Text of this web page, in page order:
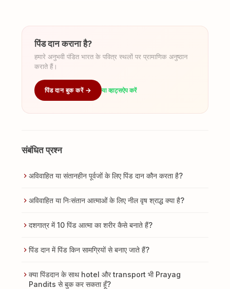
पिंड दान कराना है?
हमारे अनुभवी पंडित भारत के पवित्र स्थलों पर प्रामाणिक अनुष्ठान
कराते हैं।
पिंड दान बुक करें → या व्हाट्सऐप करें
संबंधित प्रश्न
अविवाहित या संतानहीन पूर्वजों के लिए पिंड दान कौन करता है?
अविवाहित या निःसंतान आत्माओं के लिए नील वृष श्राद्ध क्या है?
दशगात्र में 10 पिंड आत्मा का शरीर कैसे बनाते हैं?
पिंड दान में पिंड किन सामग्रियों से बनाए जाते हैं?
क्या पिंडदान के साथ hotel और transport भी Prayag
Pandits से बुक कर सकता हूँ?